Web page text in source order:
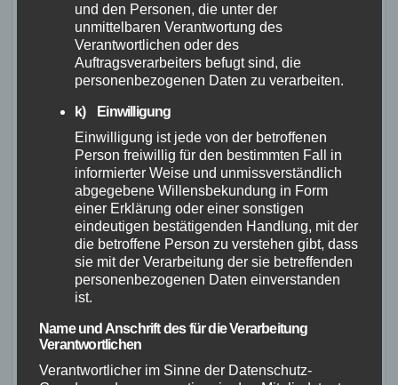
Gewicht und die Verfügbarkeit können jedoch
variieren, daher ist es wichtig, regelmäßig die
Informationen von Decathlon zu überprüfen.
Insgesamt ist das Riverside Touring 920 eine
gute Wahl für Fahrradenthusiasten, die Wert auf
Qualität und Vielseitigkeit legen.
FAQ
Ist Riverside 920 ein
Bezirk in Riverside,
Deutschland?
Ja, Riverside 920 ist ein Bezirk am Flussufer in
der Stadt Riverside, im Riverside County von
und den Personen, die unter der
unmittelbaren Verantwortung des
Verantwortlichen oder des
Auftragsverarbeiters befugt sind, die
personenbezogenen Daten zu verarbeiten.
k) Einwilligung
Einwilligung ist jede von der betroffenen
Person freiwillig für den bestimmten Fall in
informierter Weise und unmissverständlich
abgegebene Willensbekundung in Form
einer Erklärung oder einer sonstigen
eindeutigen bestätigenden Handlung, mit der
die betroffene Person zu verstehen gibt, dass
sie mit der Verarbeitung der sie betreffenden
personenbezogenen Daten einverstanden
ist.
Name und Anschrift des für die Verarbeitung
Verantwortlichen
Verantwortlicher im Sinne der Datenschutz-